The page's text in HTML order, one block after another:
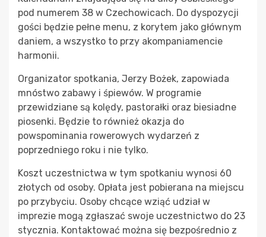
pod numerem 38 w Czechowicach. Do dyspozycji
gości będzie pełne menu, z korytem jako głównym
daniem, a wszystko to przy akompaniamencie
harmonii.
Organizator spotkania, Jerzy Bożek, zapowiada
mnóstwo zabawy i śpiewów. W programie
przewidziane są kolędy, pastorałki oraz biesiadne
piosenki. Będzie to również okazja do
powspominania rowerowych wydarzeń z
poprzedniego roku i nie tylko.
Koszt uczestnictwa w tym spotkaniu wynosi 60
złotych od osoby. Opłata jest pobierana na miejscu
po przybyciu. Osoby chcące wziąć udział w
imprezie mogą zgłaszać swoje uczestnictwo do 23
stycznia. Kontaktować można się bezpośrednio z